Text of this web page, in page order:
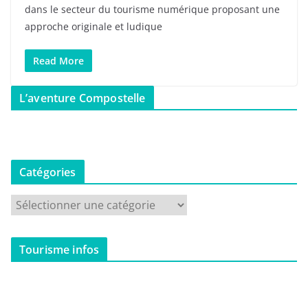
dans le secteur du tourisme numérique proposant une
approche originale et ludique
Read More
L’aventure Compostelle
Catégories
t
Tourisme infos